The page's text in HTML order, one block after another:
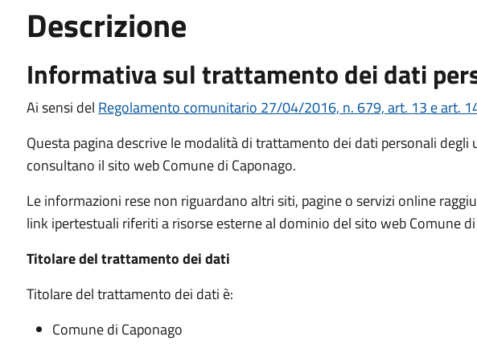
Descrizione
Informativa sul trattamento dei dati
Ai sensi del Regolamento comunitario 27/04/2016, n. 679, art. 13 e art.
Questa pagina descrive le modalità di trattamento dei dati personali degli
consultano il sito web Comune di Caponago.
Le informazioni rese non riguardano altri siti, pagine o servizi online
link ipertestuali riferiti a risorse esterne al dominio del sito web Comune di
Titolare del trattamento dei dati
Titolare del trattamento dei dati è:
Comune di Caponago